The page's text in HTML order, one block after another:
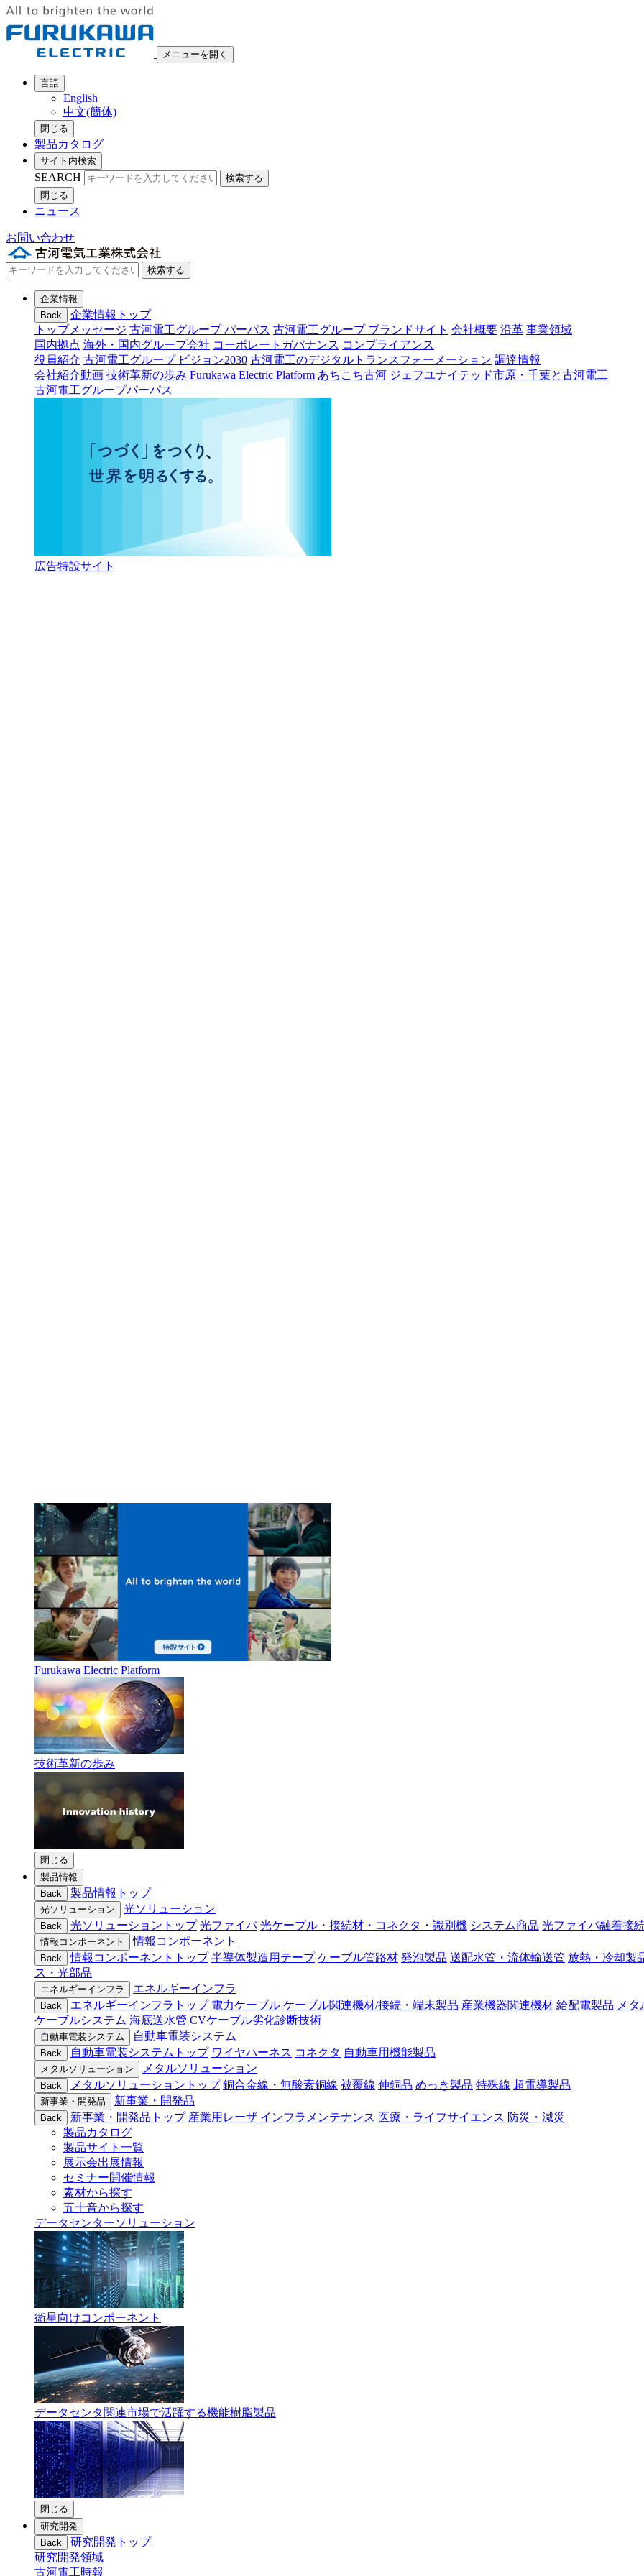
メニューを開く
言語
English
中文(簡体)
閉じる
製品カタログ
サイト内検索
SEARCH
検索する
閉じる
ニュース
お問い合わせ
検索する
企業情報
Back
企業情報トップ
トップメッセージ 古河電工グループ パーパス 古河電工グループ ブランドサイト 会社概要 沿革 事業領域
国内拠点 海外・国内グループ会社 コーポレートガバナンス コンプライアンス
役員紹介 古河電工グループ ビジョン2030 古河電工のデジタルトランスフォーメーション 調達情報
会社紹介動画 技術革新の歩み Furukawa Electric Platform あちこち古河 ジェフユナイテッド市原・千葉と古河電工
古河電工グループパーパス
広告特設サイト
Furukawa Electric Platform
技術革新の歩み
閉じる
製品情報
Back
製品情報トップ
光ソリューション 光ソリューション
Back 光ソリューショントップ 光ファイバ 光ケーブル・接続材・コネクタ・識別機 システム商品 光ファイバ融着接
情報コンポーネント 情報コンポーネント
Back 情報コンポーネントトップ 半導体製造用テープ ケーブル管路材 発泡製品 送配水管・流体輸送管 放熱・冷却製
ス・光部品
エネルギーインフラ エネルギーインフラ
Back エネルギーインフラトップ 電力ケーブル ケーブル関連機材/接続・端末製品 産業機器関連機材 給配電製品 メ
ケーブルシステム 海底送水管 CVケーブル劣化診断技術
自動車電装システム 自動車電装システム
Back 自動車電装システムトップ ワイヤハーネス コネクタ 自動車用機能製品
メタルソリューション メタルソリューション
Back メタルソリューショントップ 銅合金線・無酸素銅線 被覆線 伸銅品 めっき製品 特殊線 超電導製品
新事業・開発品 新事業・開発品
Back 新事業・開発品トップ 産業用レーザ インフラメンテナンス 医療・ライフサイエンス 防災・減災
製品カタログ
製品サイト一覧
展示会出展情報
セミナー開催情報
素材から探す
五十音から探す
データセンターソリューション
衛星向けコンポーネント
データセンタ関連市場で活躍する機能樹脂製品
閉じる
研究開発
Back
研究開発トップ
研究開発領域
古河電工時報